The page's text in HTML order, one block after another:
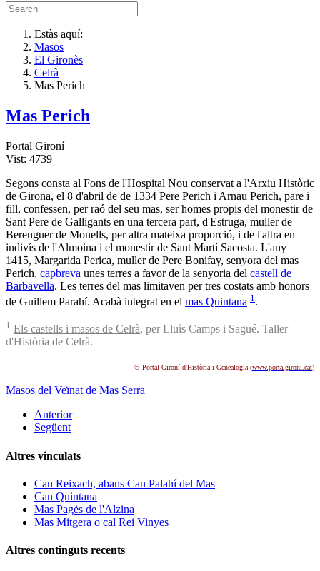
Estàs aquí:
Masos
El Gironès
Celrà
Mas Perich
Mas Perich
Portal Gironí
Vist: 4739
Segons consta al Fons de l'Hospital Nou conservat a l'Arxiu Històric
de Girona, el 8 d'abril de de 1334 Pere Perich i Arnau Perich, pare i
fill, confessen, per raó del seu mas, ser homes propis del monestir de
Sant Pere de Galligants en una tercera part, d'Estruga, muller de
Berenguer de Monells, per altra mateixa proporció, i de l'altra en
indivís de l'Almoina i el monestir de Sant Martí Sacosta. L'any
1415, Margarida Perica, muller de Pere Bonifay, senyora del mas
Perich, capbreva unes terres a favor de la senyoria del castell de
Barbavella. Les terres del mas limitaven per tres costats amb honors
de Guillem Parahí. Acabà integrat en el mas Quintana 1 .
1 Els castells i masos de Celrà, per Lluís Camps i Sagué. Taller
d'Història de Celrà.
© Portal Gironí d'Història i Genealogia (www.portalgironi.cat)
Masos del Veïnat de Mas Serra
Anterior
Següent
Altres vinculats
Can Reixach, abans Can Palahí del Mas
Can Quintana
Mas Pagès de l'Alzina
Mas Mitgera o cal Rei Vinyes
Altres continguts recents